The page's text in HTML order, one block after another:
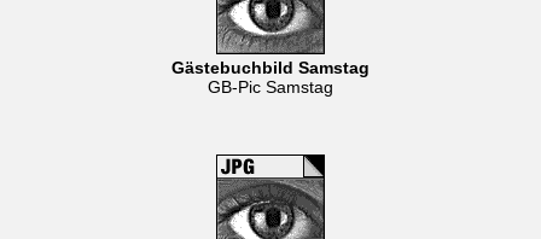
Gästebuchbild Samstag
GB-Pic Samstag